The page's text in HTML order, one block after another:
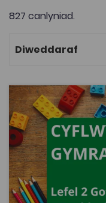
827 canlyniad.
Cyflwyno'r
Dyddiad cyhoeddi:
Cyflwyno'r
Dysgu a
3.5K
Dwyieithog
Tagiau
Adnodd Coleg